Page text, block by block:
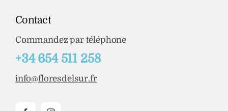
Contact
Commandez par téléphone
+34 654 511 258
info@floresdelsur.fr